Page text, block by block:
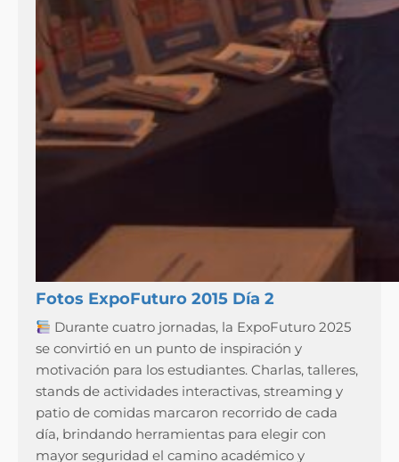
Fotos ExpoFuturo 2015 Día 2
Durante cuatro jornadas, la ExpoFuturo 2025
se convirtió en un punto de inspiración y
motivación para los estudiantes. Charlas, talleres,
stands de actividades interactivas, streaming y
patio de comidas marcaron recorrido de cada
día, brindando herramientas para elegir con
mayor seguridad el camino académico y